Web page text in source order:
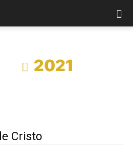
2021
Cristo